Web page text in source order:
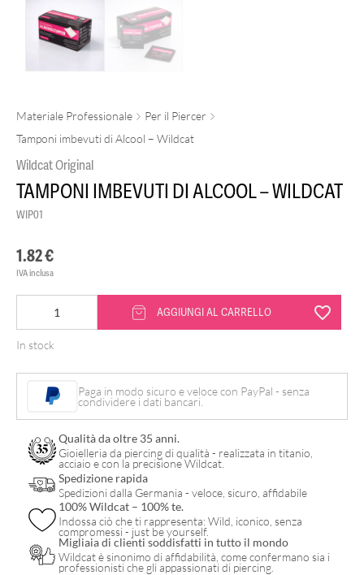
Materiale Professionale
Per il Piercer
Tamponi imbevuti di Alcool – Wildcat
Wildcat Original
TAMPONI IMBEVUTI DI ALCOOL – WILDCAT
WIP01
1.82€
IVA inclusa
imbevuti
di
Alcool
Wildcat
quantità
AGGIUNGI AL CARRELLO
In stock
Paga in modo sicuro e veloce con PayPal - senza
condividere i dati bancari.
Qualità da oltre 35 anni.
Gioielleria da piercing di qualità - realizzata in titanio,
acciaio e con la precisione Wildcat.
Spedizione rapida
Spedizioni dalla Germania - veloce, sicuro, affidabile
100% Wildcat – 100% te.
Indossa ciò che ti rappresenta: Wild, iconico, senza
compromessi - just be yourself.
Migliaia di clienti soddisfatti in tutto il mondo
Wildcat è sinonimo di affidabilità, come confermano sia i
professionisti che gli appassionati di piercing.